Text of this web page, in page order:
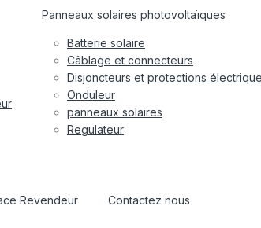
Panneaux solaires photovoltaïques
Batterie solaire
Câblage et connecteurs
Disjoncteurs et protections
Onduleur
panneaux solaires
Regulateur
Revendeur Contactez nous